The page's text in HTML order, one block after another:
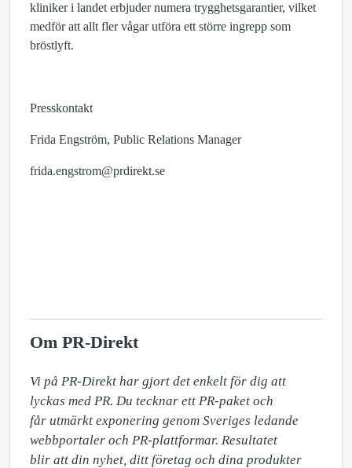
kliniker i landet erbjuder numera trygghetsgarantier, vilket
medför att allt fler vågar utföra ett större ingrepp som
bröstlyft.
Presskontakt
Frida Engström, Public Relations Manager
frida.engstrom@prdirekt.se
Om PR-Direkt
Vi på PR-Direkt har gjort det enkelt för dig att
lyckas med PR. Du tecknar ett PR-paket och
får utmärkt exponering genom Sveriges ledande
webbportaler och PR-plattformar. Resultatet
blir att din nyhet, ditt företag och dina produkter